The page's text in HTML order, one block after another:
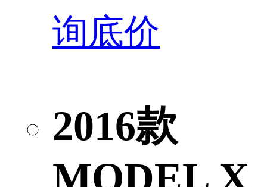
询底价
2016款
MODEL X